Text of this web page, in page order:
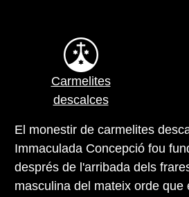
Carmelites
descalces
El monestir de carmelites
Immaculada Concepció fou
després de l'arribada dels
masculina del mateix orde que